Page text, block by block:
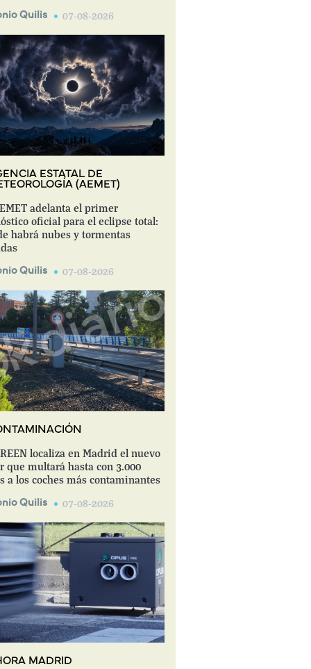
Quilis 07-08-2026
ESTATAL DE
(AEMET)
adelanta el primer
oficial para el eclipse total:
habrá nubes y tormentas
Quilis 07-08-2026
localiza en Madrid el nuevo
que multará hasta con 3.000
a los coches más contaminantes
Quilis 07-08-2026
MADRID